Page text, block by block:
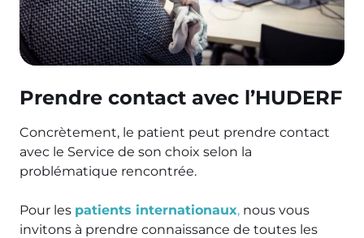
Prendre contact avec l’HUDERF
Concrètement, le patient peut prendre contact
avec le Service de son choix selon la
problématique rencontrée.
Pour les patients internationaux, nous vous
invitons à prendre connaissance de toutes les